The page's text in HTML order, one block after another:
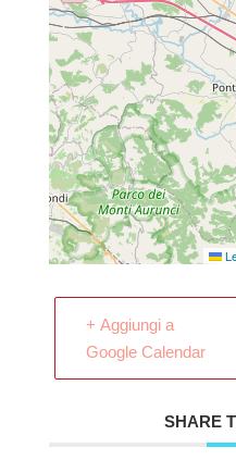
+ Aggiungi a
Google Calendar
SHARE